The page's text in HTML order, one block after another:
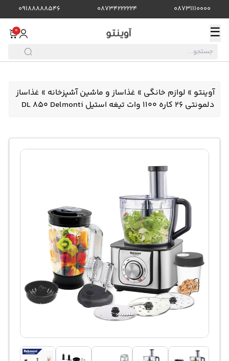
08731110000
08734222224
09188888546
☰
0
آوینتو » لوازم خانگی » غذاساز و ماشین آشپزخانه » غذاساز
دلمونتی 26 کاره 1100 وات تیغه استیل DL 850 Delmonti